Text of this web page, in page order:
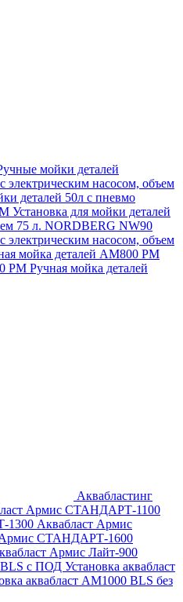
мойки деталей
электрическим насосом, объем
деталей 50л с пневмо
Установка для мойки деталей
75 л. NORDBERG NW90
электрическим насосом, объем
мойка деталей АМ800 РМ
РМ Ручная мойка деталей
Аквабластинг
Армис СТАНДАРТ-1100
1300 Аквабласт Армис
Армис СТАНДАРТ-1600
Армис Лайт-900
BLS с ПОД Установка аквабласт
аквабласт AM1000 BLS без